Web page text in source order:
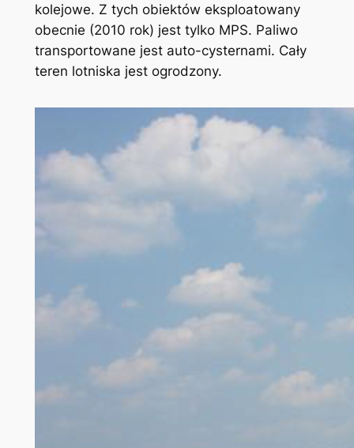
kolejowe. Z tych obiektów eksploatowany
obecnie (2010 rok) jest tylko MPS. Paliwo
transportowane jest auto-cysternami. Cały
teren lotniska jest ogrodzony.